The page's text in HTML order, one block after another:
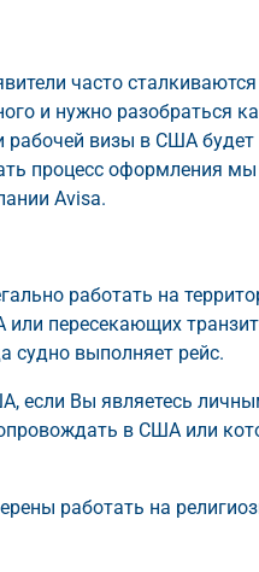
часто сталкиваются
и нужно разобраться
рабочей визы в США будет
процесс оформления мы
Avisa.
работать на
пересекающих
судно выполняет рейс.
если Вы являетесь
в США или
работать на